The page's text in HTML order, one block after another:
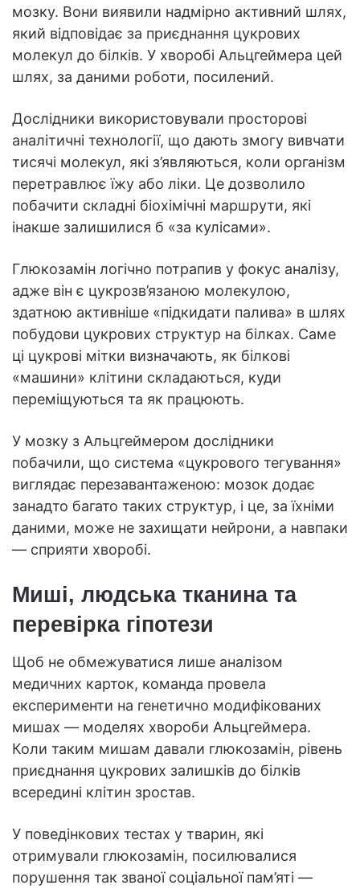
мозку. Вони виявили надмірно активний шлях,
який відповідає за приєднання цукрових
молекул до білків. У хворобі Альцгеймера цей
шлях, за даними роботи, посилений.
Дослідники використовували просторові
аналітичні технології, що дають змогу вивчати
тисячі молекул, які з’являються, коли організм
перетравлює їжу або ліки. Це дозволило
побачити складні біохімічні маршрути, які
інакше залишилися б «за кулісами».
Глюкозамін логічно потрапив у фокус аналізу,
адже він є цукрозв’язаною молекулою,
здатною активніше «підкидати палива» в шлях
побудови цукрових структур на білках. Саме
ці цукрові мітки визначають, як білкові
«машини» клітини складаються, куди
переміщуються та як працюють.
У мозку з Альцгеймером дослідники
побачили, що система «цукрового тегування»
виглядає перезавантаженою: мозок додає
занадто багато таких структур, і це, за їхніми
даними, може не захищати нейрони, а навпаки
— сприяти хворобі.
Миші, людська тканина та
перевірка гіпотези
Щоб не обмежуватися лише аналізом
медичних карток, команда провела
експерименти на генетично модифікованих
мишах — моделях хвороби Альцгеймера.
Коли таким мишам давали глюкозамін, рівень
приєднання цукрових залишків до білків
всередині клітин зростав.
У поведінкових тестах у тварин, які
отримували глюкозамін, посилювалися
порушення так званої соціальної пам’яті —